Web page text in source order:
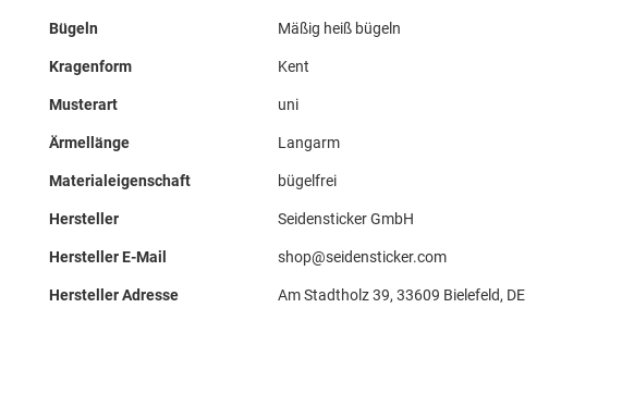
Bügeln Mäßig heiß bügeln
Kragenform Kent
Musterart uni
Ärmellänge Langarm
Materialeigenschaft bügelfrei
Hersteller Seidensticker GmbH
Hersteller E-Mail shop@seidensticker.com
Hersteller Adresse Am Stadtholz 39, 33609 Bielefeld, DE